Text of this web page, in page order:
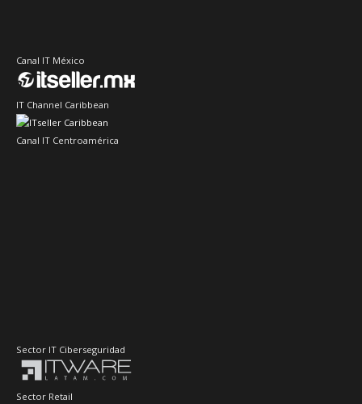
Canal IT México
IT Channel Caribbean
Canal IT Centroamérica
Sector IT Ciberseguridad
Sector Retail